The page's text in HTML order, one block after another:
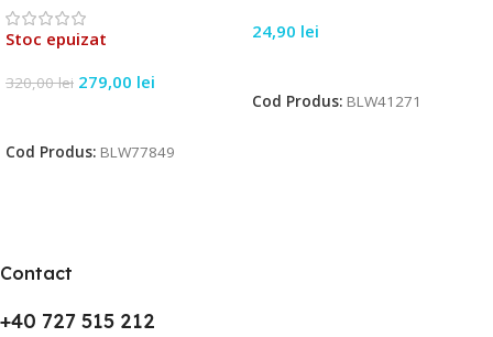
Stoc epuizat
320,00lei 279,00 lei
Cod Produs: BLW77849
24,90 lei
Cod Produs: BLW41271
Contact
+40 727 515 212